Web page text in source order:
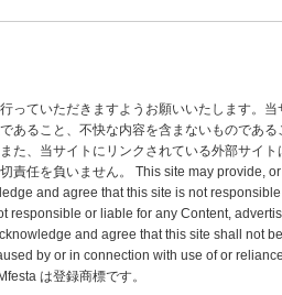
っていただきますようお願いいたします。
あること、不快な内容を含まないものであ
た、当サイトにリンクされている外部サイ
責任を負いません。 This site may provide,
and agree that this site is not
responsible or liable for any Content,
and agree that this site shall not
by or in connection with use of or
は登録商標です。